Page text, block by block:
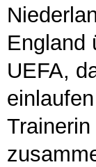
England
UEFA,